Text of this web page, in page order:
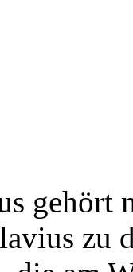
gehört
zu